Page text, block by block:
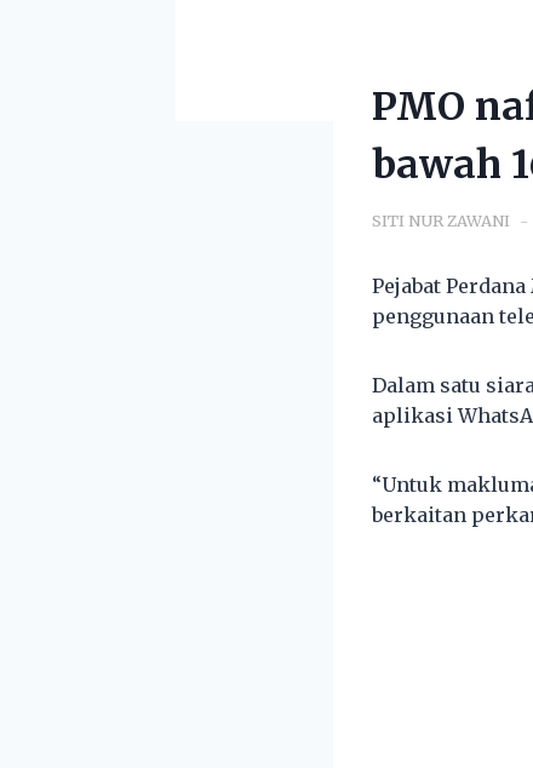
PMO
bawah
SITI NUR ZAWANI
Pejabat
penggunaan
Dalam satu
aplikasi
“Untuk
berkaitan